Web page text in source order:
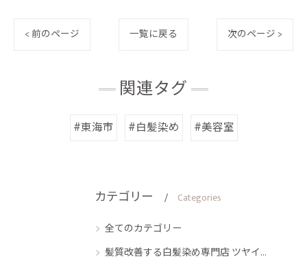
< 前のページ 一覧に戻る 次のページ >
関連タグ
#東海市 #白髪染め #美容室
カテゴリー Categories
全てのカテゴリー
髪質改善する白髪染め専門店 ツヤイロ 東海市店